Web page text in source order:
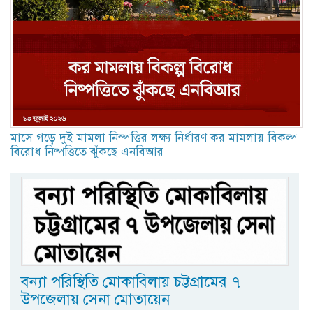
মাসে গড়ে দুই মামলা নিস্পত্তির লক্ষ্য নির্ধারণ কর মামলায় বিকল্প
বিরোধ নিষ্পত্তিতে ঝুঁকছে এনবিআর
বন্যা পরিস্থিতি মোকাবিলায় চট্টগ্রামের ৭
উপজেলায় সেনা মোতায়েন